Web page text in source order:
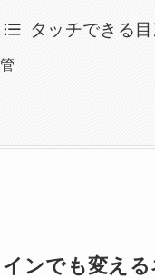
タッチできる目
ンでも変え